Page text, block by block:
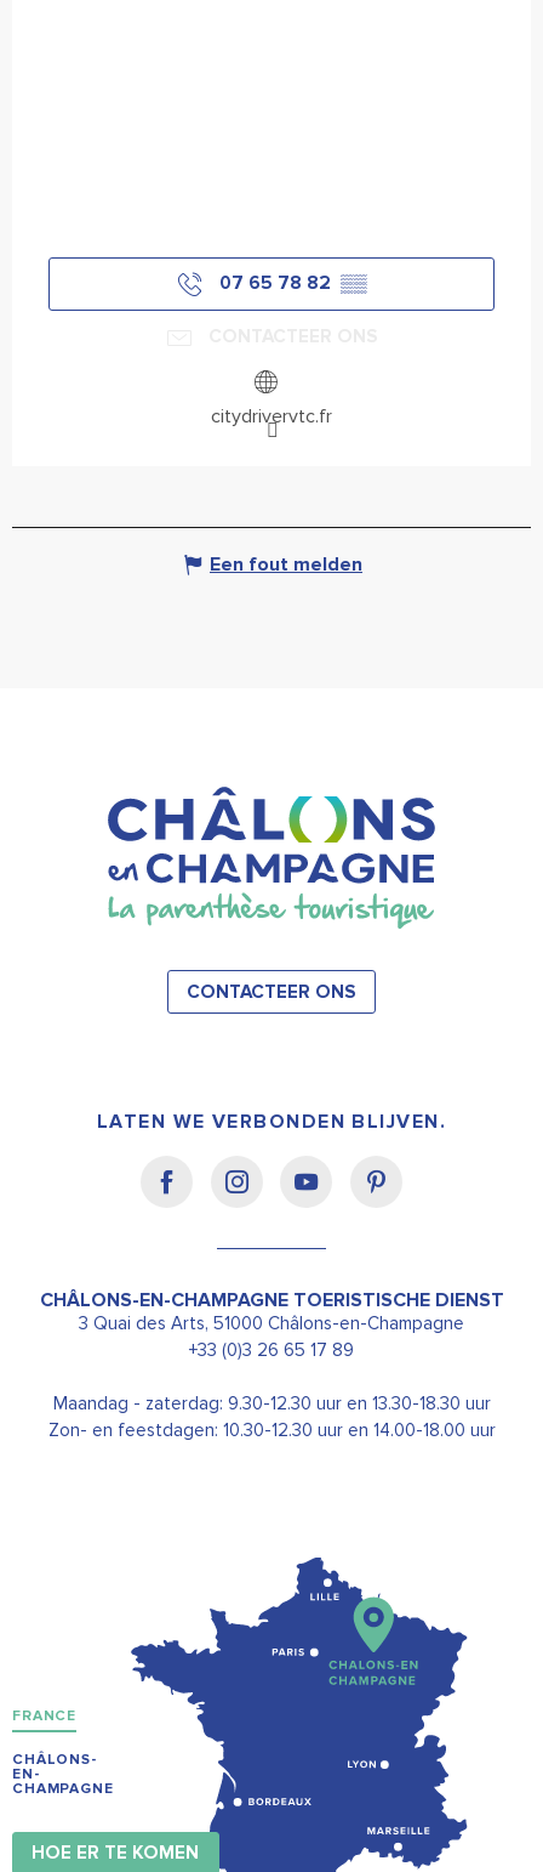
07 65 78 82 ▒▒
citydrivervtc.fr
Een fout melden
CONTACTEER ONS
LATEN WE VERBONDEN BLIJVEN.
CHÂLONS-EN-CHAMPAGNE TOERISTISCHE DIENST
3 Quai des Arts, 51000 Châlons-en-Champagne
+33 (0)3 26 65 17 89
Maandag - zaterdag: 9.30-12.30 uur en 13.30-18.30 uur
Zon- en feestdagen: 10.30-12.30 uur en 14.00-18.00 uur
FRANCE
CHÂLONS-
EN-
CHAMPAGNE
HOE ER TE KOMEN